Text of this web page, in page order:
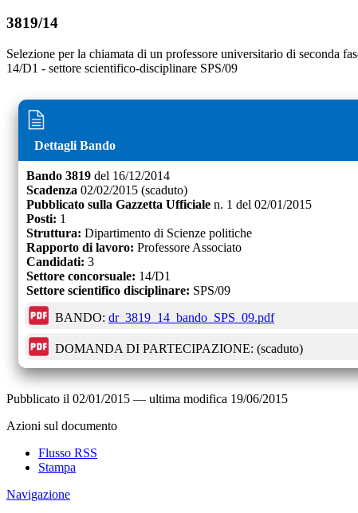
3819/14
Selezione per la chiamata di un professore universitario di seconda
14/D1 - settore scientifico-disciplinare SPS/09
Dettagli Bando
Bando 3819 del 16/12/2014
Scadenza 02/02/2015 (scaduto)
Pubblicato sulla Gazzetta Ufficiale n. 1 del 02/01/2015
Posti: 1
Struttura: Dipartimento di Scienze politiche
Rapporto di lavoro: Professore Associato
Candidati: 3
Settore concorsuale: 14/D1
Settore scientifico disciplinare: SPS/09
BANDO: dr_3819_14_bando_SPS_09.pdf
DOMANDA DI PARTECIPAZIONE: (scaduto)
Pubblicato il 02/01/2015 — ultima modifica 19/06/2015
Azioni sul documento
Flusso RSS
Stampa
Navigazione